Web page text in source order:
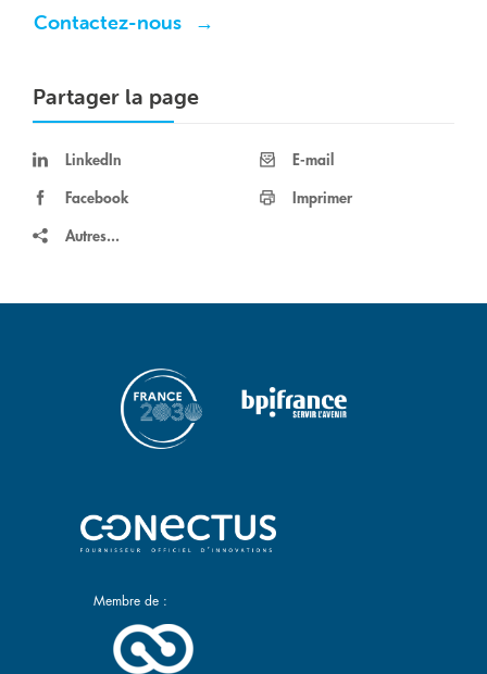
Contactez-nous
Partager la page
LinkedIn E-mail
Facebook Imprimer
Autres...
Membre de :